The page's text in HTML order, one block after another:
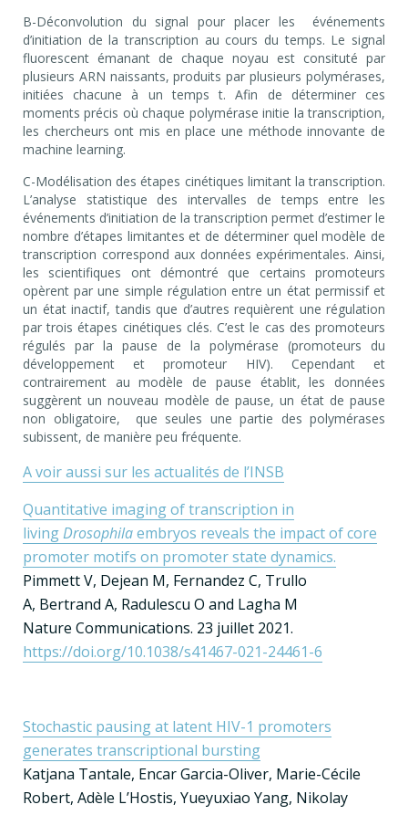
B-Déconvolution du signal pour placer les événements
d’initiation de la transcription au cours du temps. Le signal
fluorescent émanant de chaque noyau est consituté par
plusieurs ARN naissants, produits par plusieurs polymérases,
initiées chacune à un temps t. Afin de déterminer ces
moments précis où chaque polymérase initie la transcription,
les chercheurs ont mis en place une méthode innovante de
machine learning.
C-Modélisation des étapes cinétiques limitant la transcription.
L’analyse statistique des intervalles de temps entre les
événements d’initiation de la transcription permet d’estimer le
nombre d’étapes limitantes et de déterminer quel modèle de
transcription correspond aux données expérimentales. Ainsi,
les scientifiques ont démontré que certains promoteurs
opèrent par une simple régulation entre un état permissif et
un état inactif, tandis que d’autres requièrent une régulation
par trois étapes cinétiques clés. C’est le cas des promoteurs
régulés par la pause de la polymérase (promoteurs du
développement et promoteur HIV). Cependant et
contrairement au modèle de pause établit, les données
suggèrent un nouveau modèle de pause, un état de pause
non obligatoire, que seules une partie des polymérases
subissent, de manière peu fréquente.
A voir aussi sur les actualités de l’INSB
Quantitative imaging of transcription in
livingDrosophilaembryos reveals the impact of core
promoter motifs on promoter state dynamics.
Pimmett V, Dejean M, Fernandez C, Trullo
A, Bertrand A, Radulescu O and Lagha M
Nature Communications. 23 juillet 2021.
https://doi.org/10.1038/s41467-021-24461-6
Stochastic pausing at latent HIV-1 promoters
generates transcriptional bursting
Katjana Tantale, Encar Garcia-Oliver, Marie-Cécile
Robert, Adèle L’Hostis, Yueyuxiao Yang, Nikolay